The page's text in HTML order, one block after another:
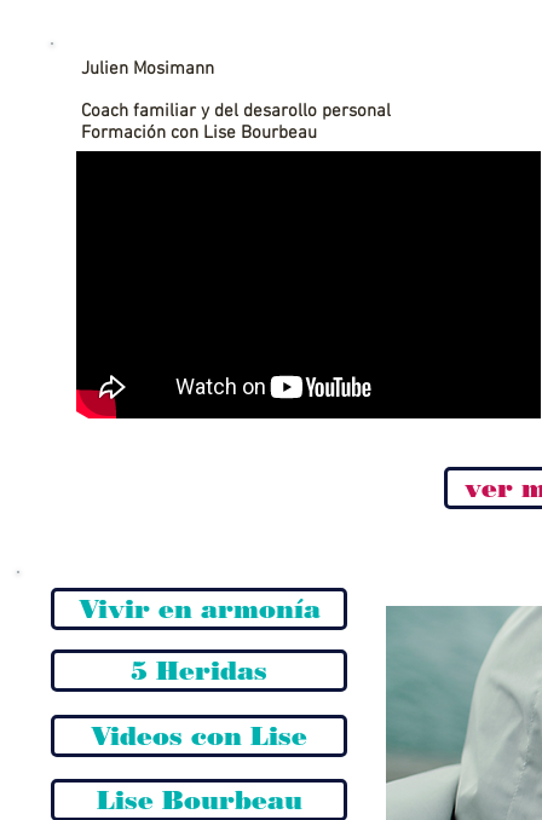
Julien Mosimann
Coach familiar y del desarollo personal
Formación con Lise Bourbeau
ver
Vivir en armonía
5 Heridas
Videos con Lise
Lise Bourbeau